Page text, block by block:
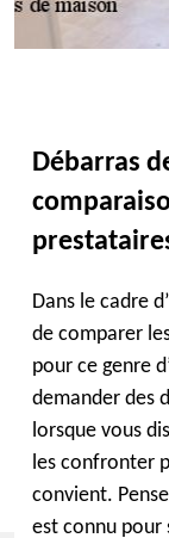
Débarras
Dans le cadre
de comparer
pour ce genre
demander des
lorsque vous
les confronter
convient.
est connu pour